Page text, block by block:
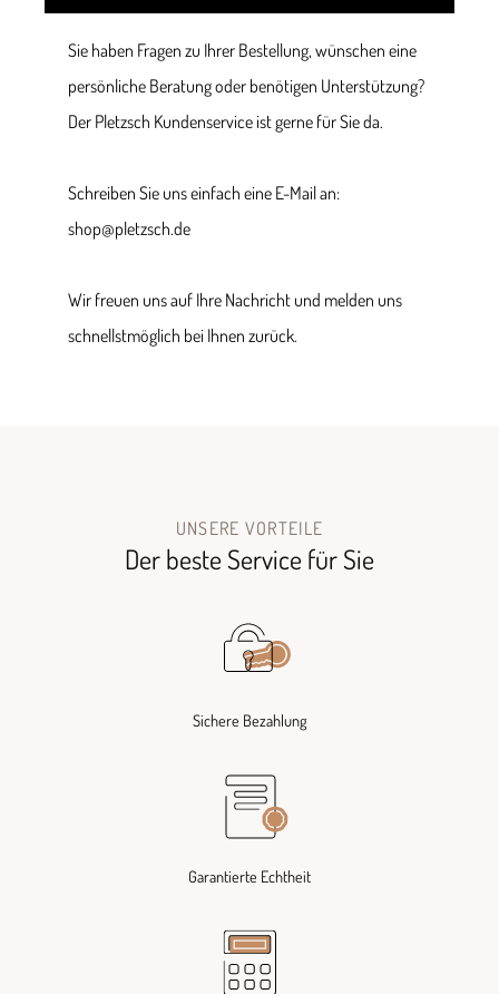
Sie haben Fragen zu Ihrer Bestellung, wünschen eine
persönliche Beratung oder benötigen Unterstützung?
Der Pletzsch Kundenservice ist gerne für Sie da.
Schreiben Sie uns einfach eine E-Mail an:
shop@pletzsch.de
Wir freuen uns auf Ihre Nachricht und melden uns
schnellstmöglich bei Ihnen zurück.
UNSERE VORTEILE
Der beste Service für Sie
Sichere Bezahlung
Garantierte Echtheit